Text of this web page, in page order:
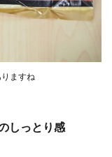
ますね
しっとり感